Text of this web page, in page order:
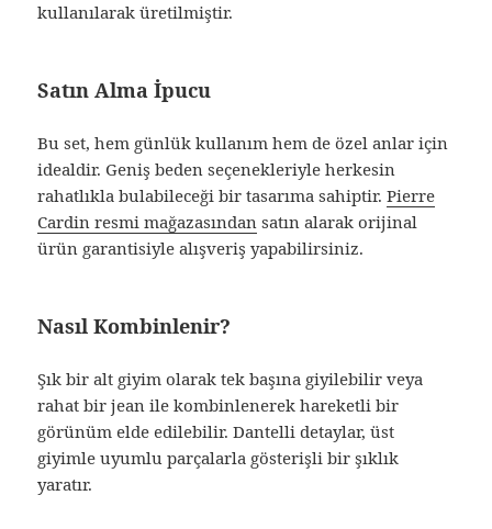
kullanılarak üretilmiştir.
Satın Alma İpucu
Bu set, hem günlük kullanım hem de özel anlar için
idealdir. Geniş beden seçenekleriyle herkesin
rahatlıkla bulabileceği bir tasarıma sahiptir.Pierre
Cardin resmi mağazasından satın alarak orijinal
ürün garantisiyle alışveriş yapabilirsiniz.
Nasıl Kombinlenir?
Şık bir alt giyim olarak tek başına giyilebilir veya
rahat bir jean ile kombinlenerek hareketli bir
görünüm elde edilebilir. Dantelli detaylar, üst
giyimle uyumlu parçalarla gösterişli bir şıklık
yaratır.